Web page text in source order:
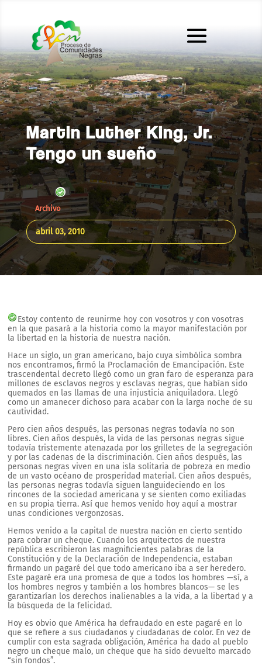
Martin Luther King, Jr.
Tengo un sueño
Archivo
abril 03, 2010
Estoy contento de reunirme hoy con vosotros y con vosotras
en la que pasará a la historia como la mayor manifestación por
la libertad en la historia de nuestra nación.
Hace un siglo, un gran americano, bajo cuya simbólica sombra
nos encontramos, firmó la Proclamación de Emancipación. Este
trascendental decreto llegó como un gran faro de esperanza para
millones de esclavos negros y esclavas negras, que habían sido
quemados en las llamas de una injusticia aniquiladora. Llegó
como un amanecer dichoso para acabar con la larga noche de su
cautividad.
Pero cien años después, las personas negras todavía no son
libres. Cien años después, la vida de las personas negras sigue
todavía tristemente atenazada por los grilletes de la segregación
y por las cadenas de la discriminación. Cien años después, las
personas negras viven en una isla solitaria de pobreza en medio
de un vasto océano de prosperidad material. Cien años después,
las personas negras todavía siguen languideciendo en los
rincones de la sociedad americana y se sienten como exiliadas
en su propia tierra. Así que hemos venido hoy aquí a mostrar
unas condiciones vergonzosas.
Hemos venido a la capital de nuestra nación en cierto sentido
para cobrar un cheque. Cuando los arquitectos de nuestra
república escribieron las magnificientes palabras de la
Constitución y de la Declaración de Independencia, estaban
firmando un pagaré del que todo americano iba a ser heredero.
Este pagaré era una promesa de que a todos los hombres —sí, a
los hombres negros y también a los hombres blancos— se les
garantizarían los derechos inalienables a la vida, a la libertad y a
la búsqueda de la felicidad.
Hoy es obvio que América ha defraudado en este pagaré en lo
que se refiere a sus ciudadanos y ciudadanas de color. En vez de
cumplir con esta sagrada obligación, América ha dado al pueblo
negro un cheque malo, un cheque que ha sido devuelto marcado
“sin fondos”.